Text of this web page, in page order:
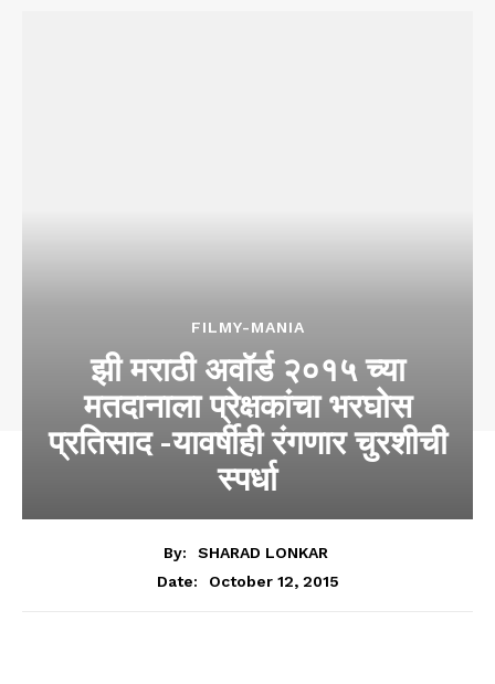
FILMY-MANIA
झी मराठी अवॉर्ड २०१५ च्या
मतदानाला प्रेक्षकांचा भरघोस
प्रतिसाद -यावर्षीही रंगणार चुरशीची
स्पर्धा
By:
SHARAD LONKAR
Date:
October 12, 2015